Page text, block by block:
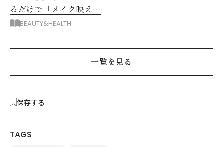
るだけで「メイク映え」
する眼鏡
BEAUTY&HEALTH
一覧を見る
保存する
TAGS